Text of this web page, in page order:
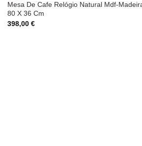
Mesa De Cafe Relógio Natural Mdf-
80 X 36 Cm
398,00 €